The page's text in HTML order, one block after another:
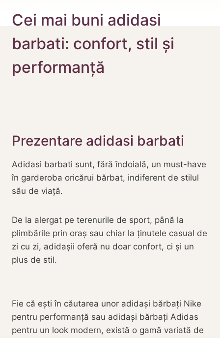
Cei mai buni adidasi
barbati: confort, stil și
performanță
Prezentare adidasi barbati
Adidasi barbati sunt, fără îndoială, un must-have
în garderoba oricărui bărbat, indiferent de stilul
său de viață.
De la alergat pe terenurile de sport, până la
plimbările prin oraș sau chiar la ținutele casual de
zi cu zi, adidașii oferă nu doar confort, ci și un
plus de stil.
Fie că ești în căutarea unor adidași bărbați Nike
pentru performanță sau adidași bărbați Adidas
pentru un look modern, există o gamă variată de